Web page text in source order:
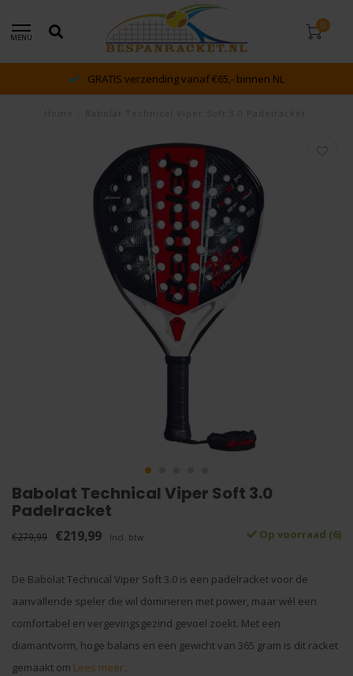
MENU
0
GRATIS verzending vanaf €65,- binnen NL
Babolat Technical Viper Soft 3.0
Padelracket
€279,99 €219,99 Incl. btw Op voorraad (6)
De Babolat Technical Viper Soft 3.0 is een padelracket voor de
aanvallende speler die wil domineren met power, maar wél een
comfortabel en vergevingsgezind gevoel zoekt. Met een
diamantvorm, hoge balans en een gewicht van 365 gram is dit racket
gemaakt om Lees meer..